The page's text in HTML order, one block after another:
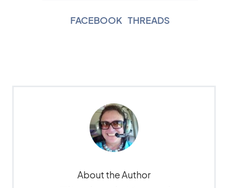
FACEBOOK THREADS
About the Author